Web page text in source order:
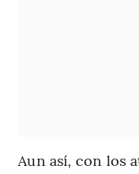
Aun así, con los